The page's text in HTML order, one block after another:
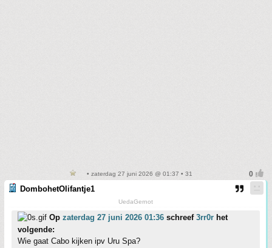
• zaterdag 27 juni 2026 @ 01:37 • 31
DombohetOlifantje1
UedaGernot
Op zaterdag 27 juni 2026 01:36 schreef 3rr0r het
volgende:
Wie gaat Cabo kijken ipv Uru Spa?